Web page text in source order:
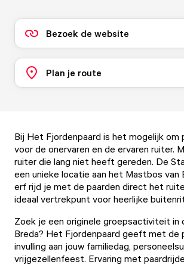
Bezoek de website
Plan je route
Bij Het Fjordenpaard is het mogelijk om
voor de onervaren en de ervaren ruiter.
ruiter die lang niet heeft gereden. De
een unieke locatie aan het Mastbos van
erf rijd je met de paarden direct het
ideaal vertrekpunt voor heerlijke
Zoek je een originele groepsactiviteit in
Breda? Het Fjordenpaard geeft met de
invulling aan jouw familiedag,
vrijgezellenfeest. Ervaring met